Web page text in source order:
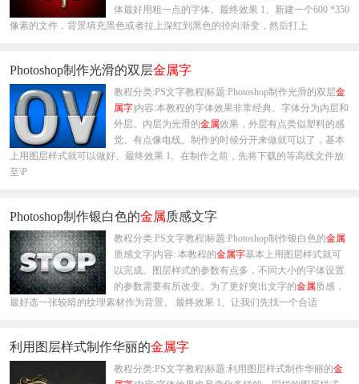
体最好用粗一点的字体。最终效果 1、新建一个600 *350
像素的文件，背景填充黑色或者拉上深红到黑色的径向渐变，然后打上
Photoshop制作光滑的双层金属字
教程分类:PS文字教程|标题:Photoshop制作光滑的双层金
属字 |内容:本教程的字体效果非常经典。字体分为内层和
外层。内层为光滑的金属效果，外层有点类似塑料的感
觉。有点像电线。制作的时候分开来做就可以了，基本
上用图层样式就可以做好。最终效果 1、在制作之前，先将下载的等高线文件放
至\P
Photoshop制作银白色的金属质感文字
教程分类:PS文字教程|标题:Photoshop制作银白色的金属
质感文字|内容: 本教程的金属字基本上用图层样式就可
以完成。图层样式的参数有点多，不同大小的字体设置
的参数需要有所改变。为了更好突出文字的金属质感，
最好选一张较暗的纹理素材作为背景。 最终效果 1、让我们先找一个合适
利用图层样式制作华丽的金属字
教程分类:PS文字教程|标题:利用图层样式制作华丽的金